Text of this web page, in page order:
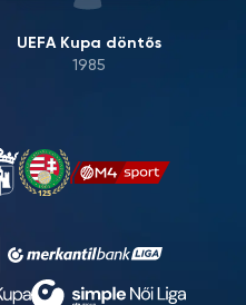
UEFA Kupa döntős
1985